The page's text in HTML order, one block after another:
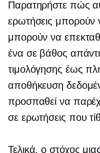
Παρατηρήστε πώς
ερωτήσεις μπορούν
μπορούν να
ένα σε βάθος
τιμολόγησης έως
αποθήκευση
προσπαθεί να
σε ερωτήσεις που
Τελικά, ο στόχος